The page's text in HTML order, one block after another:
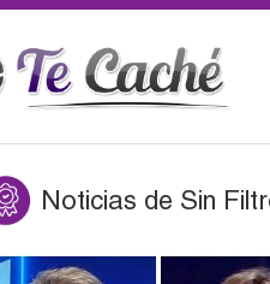
Noticias de Sin